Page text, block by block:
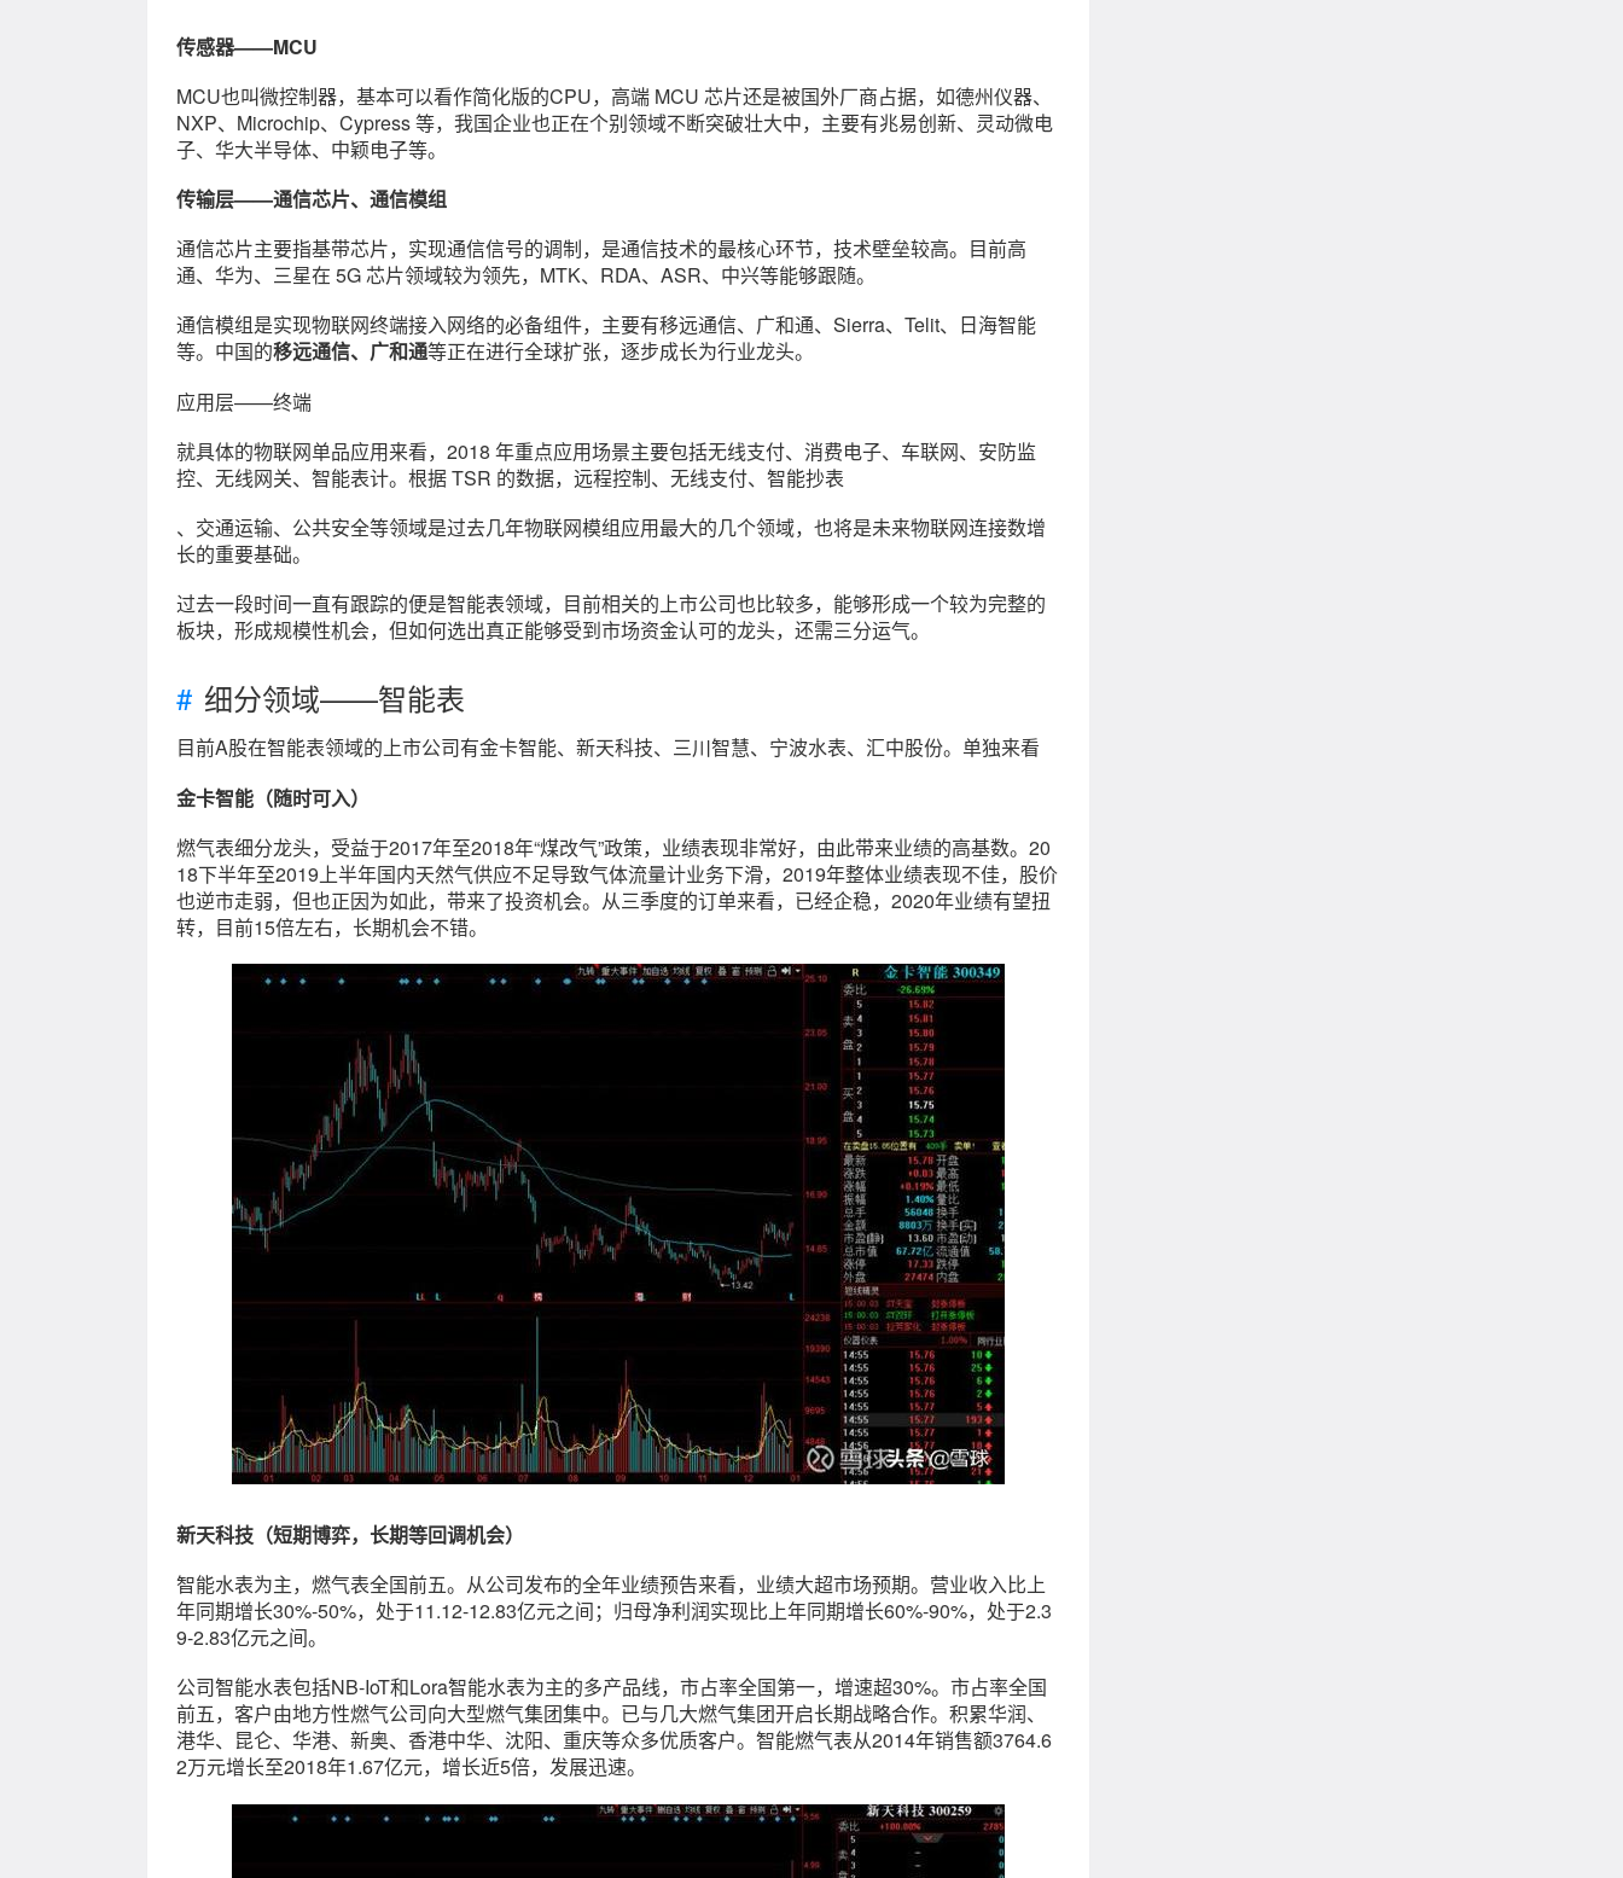
传感器——MCU
MCU也叫微控制器，基本可以看作简化版的CPU，高端 MCU 芯片还是被国外厂商占据，如德州仪器、
NXP、Microchip、Cypress 等，我国企业也正在个别领域不断突破壮大中，主要有兆易创新、灵动微电
子、华大半导体、中颖电子等。
传输层——通信芯片、通信模组
通信芯片主要指基带芯片，实现通信信号的调制，是通信技术的最核心环节，技术壁垒较高。目前高
通、华为、三星在 5G 芯片领域较为领先，MTK、RDA、ASR、中兴等能够跟随。
通信模组是实现物联网终端接入网络的必备组件，主要有移远通信、广和通、Sierra、Telit、日海智能
等。中国的移远通信、广和通等正在进行全球扩张，逐步成长为行业龙头。
应用层——终端
就具体的物联网单品应用来看，2018 年重点应用场景主要包括无线支付、消费电子、车联网、安防监
控、无线网关、智能表计。根据 TSR 的数据，远程控制、无线支付、智能抄表
、交通运输、公共安全等领域是过去几年物联网模组应用最大的几个领域，也将是未来物联网连接数增
长的重要基础。
过去一段时间一直有跟踪的便是智能表领域，目前相关的上市公司也比较多，能够形成一个较为完整的
板块，形成规模性机会，但如何选出真正能够受到市场资金认可的龙头，还需三分运气。
细分领域——智能表
目前A股在智能表领域的上市公司有金卡智能、新天科技、三川智慧、宁波水表、汇中股份。单独来看
金卡智能（随时可入）
燃气表细分龙头，受益于2017年至2018年“煤改气”政策，业绩表现非常好，由此带来业绩的高基数。20
18下半年至2019上半年国内天然气供应不足导致气体流量计业务下滑，2019年整体业绩表现不佳，股价
也逆市走弱，但也正因为如此，带来了投资机会。从三季度的订单来看，已经企稳，2020年业绩有望扭
转，目前15倍左右，长期机会不错。
新天科技（短期博弈，长期等回调机会）
智能水表为主，燃气表全国前五。从公司发布的全年业绩预告来看，业绩大超市场预期。营业收入比上
年同期增长30%-50%，处于11.12-12.83亿元之间；归母净利润实现比上年同期增长60%-90%，处于2.3
9-2.83亿元之间。
公司智能水表包括NB-IoT和Lora智能水表为主的多产品线，市占率全国第一，增速超30%。市占率全国
前五，客户由地方性燃气公司向大型燃气集团集中。已与几大燃气集团开启长期战略合作。积累华润、
港华、昆仑、华港、新奥、香港中华、沈阳、重庆等众多优质客户。智能燃气表从2014年销售额3764.6
2万元增长至2018年1.67亿元，增长近5倍，发展迅速。